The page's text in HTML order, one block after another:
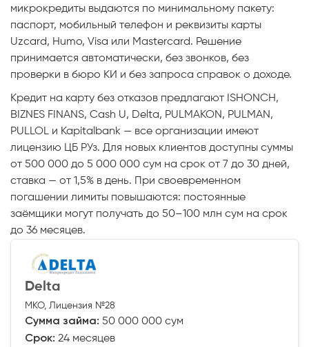
Кредит для предпринимателей
Кредит для самозанятых
микрокредиты выдаются по минимальному пакету:
паспорт, мобильный телефон и реквизиты карты
Uzcard, Humo, Visa или Mastercard. Решение
принимается автоматически, без звонков, без
проверки в бюро КИ и без запроса справок о доходе.
Кредит на карту без отказов предлагают ISHONCH,
BIZNES FINANS, Cash U, Delta, PULMAKON, PULMAN,
PULLOL и Kapitalbank — все организации имеют
лицензию ЦБ РУз. Для новых клиентов доступны суммы
от 500 000 до 5 000 000 сум на срок от 7 до 30 дней,
ставка — от 1,5% в день. При своевременном
погашении лимиты повышаются: постоянные
заёмщики могут получать до 50–100 млн сум на срок
до 36 месяцев.
Delta
МКО, Лицензия №28
Сумма займа: 50 000 000 сум
Срок: 24 месяцев